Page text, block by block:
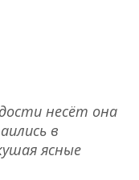
несёт она
в
ясные